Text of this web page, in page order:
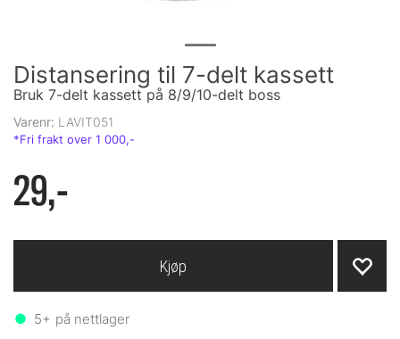
Distansering til 7-delt kassett
Bruk 7-delt kassett på 8/9/10-delt boss
Varenr: LAVIT051
29,-
5+ på nettlager
Kjøp